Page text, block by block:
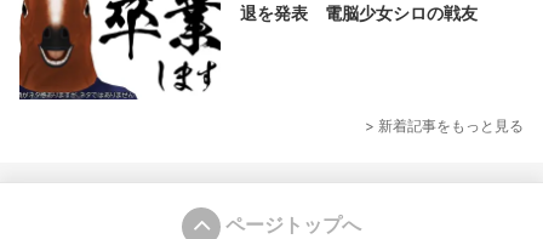
退を発表 電脳少女シロの戦友
> 新着記事をもっと見る
ページトップへ